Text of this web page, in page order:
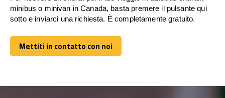
minibus o minivan in Canada, basta premere il pulsante qui
sotto e inviarci una richiesta. È completamente gratuito.
Mettiti in contatto con noi
Mettiti in contatto con noi